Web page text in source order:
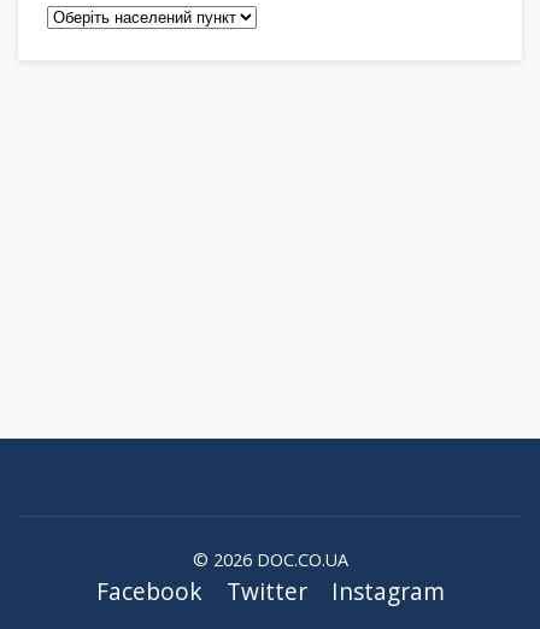
Педіатри
© 2026 DOC.CO.UA
Facebook Twitter Instagram